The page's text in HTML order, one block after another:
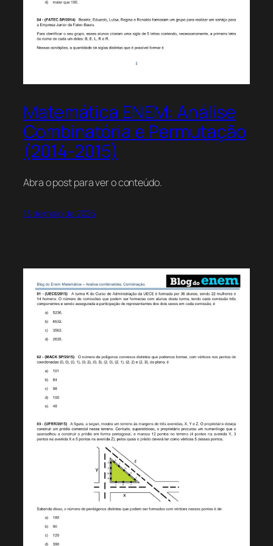
Matemática ENEM: Análise
Combinatória e Permutação
(2014-2015)
Abra o post para ver o conteúdo.
13 de maio de 2026